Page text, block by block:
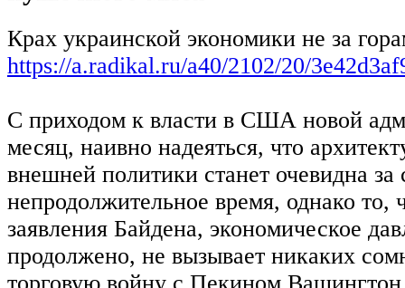
Крах украинской экономики не за
https://a.radikal.ru/a40/2102/20/
С приходом к власти в США новой
месяц, наивно надеяться, что
внешней политики станет очевидна за
непродолжительное время, однако то,
заявления Байдена, экономическое
продолжено, не вызывает никаких
торговую войну с Пекином Вашингтон